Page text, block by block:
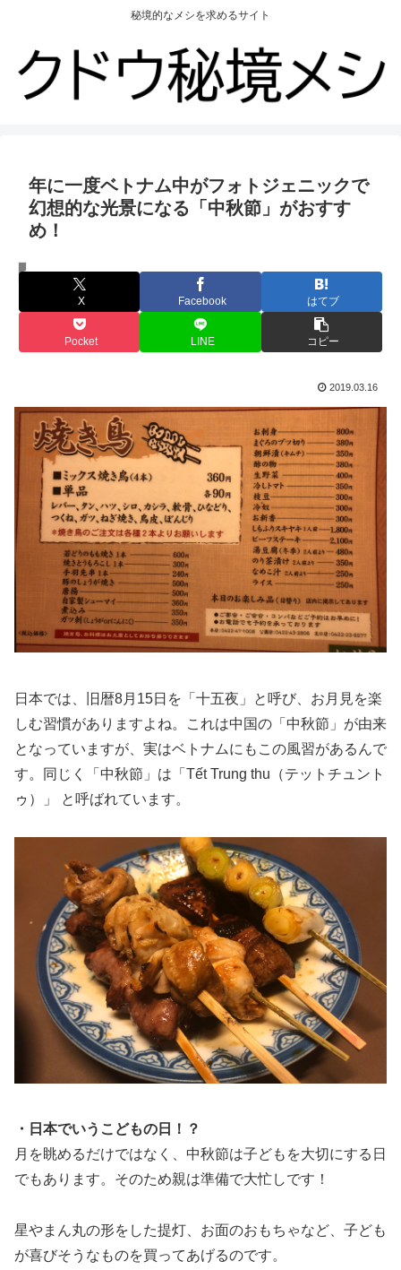
秘境的なメシを求めるサイト
年に一度ベトナム中がフォトジェニックで
幻想的な光景になる「中秋節」がおすす
め！
ベトナム
X Facebook はてブ
Pocket LINE コピー
2019.03.16
日本では、旧暦8月15日を「十五夜」と呼び、お月見を楽
しむ習慣がありますよね。これは中国の「中秋節」が由来
となっていますが、実はベトナムにもこの風習があるんで
す。同じく「中秋節」は「Tết Trung thu（テットチュント
ゥ）」 と呼ばれています。
・日本でいうこどもの日！？
月を眺めるだけではなく、中秋節は子どもを大切にする日
でもあります。そのため親は準備で大忙しです！
星やまん丸の形をした提灯、お面のおもちゃなど、子ども
が喜びそうなものを買ってあげるのです。